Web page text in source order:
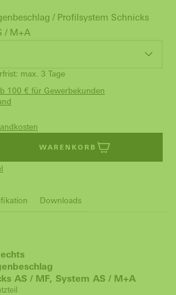
/ Profilsystem Schnicks
/ M+A
max. 3 Tage
100 € für Gewerbekunden
WARENKORB
Downloads
AS / MF, System AS / M+A